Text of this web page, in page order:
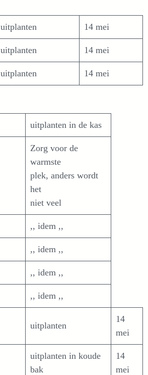
uitplanten 14 mei
uitplanten 14 mei
uitplanten 14 mei
uitplanten in de kas
Zorg voor de
warmste
plek, anders wordt
het
niet veel
,, idem ,,
,, idem ,,
,, idem ,,
,, idem ,,
uitplanten
14
mei
uitplanten in koude
bak
14
mei